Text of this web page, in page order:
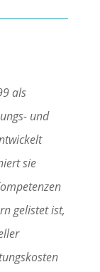
als
und
sie
gelistet ist,